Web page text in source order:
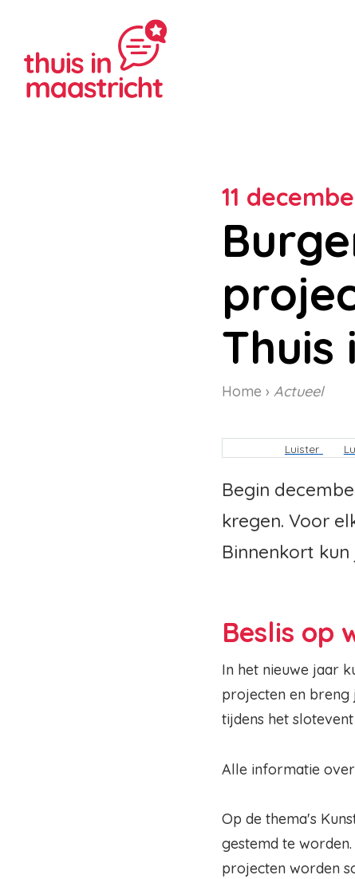
11
Thuis
Home Actueel
Luister
Begin
kregen. Voor
Binnenkort
Beslis op
In het nieuwe jaar
projecten en breng
tijdens het
Alle informatie
Op de thema's
gestemd te
projecten worden